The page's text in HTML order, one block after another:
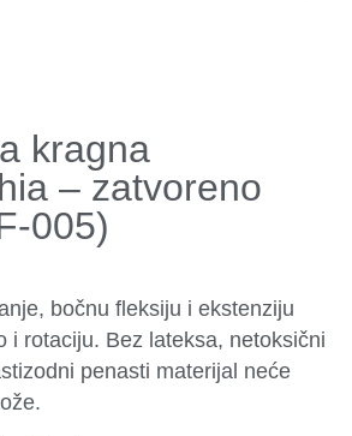
kragna
– zatvoreno
005)
bočnu fleksiju i ekstenziju
i rotaciju. Bez lateksa, netoksični
penasti materijal neće